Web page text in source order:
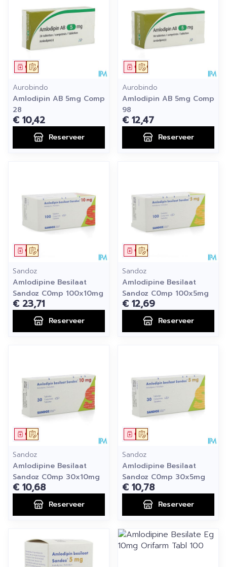
Op voorschrift
Geneesmiddel
Aurobindo
Amlodipin AB 5mg Comp
28
€ 10,42
Reserveer
Op voorschrift
Geneesmiddel
Aurobindo
Amlodipin AB 5mg Comp
98
€ 12,47
Reserveer
Op voorschrift
Geneesmiddel
Sandoz
Amlodipine Besilaat
Sandoz C0mp 100x10mg
€ 23,71
Reserveer
Op voorschrift
Geneesmiddel
Sandoz
Amlodipine Besilaat
Sandoz C0mp 100x5mg
€ 12,69
Reserveer
Op voorschrift
Geneesmiddel
Sandoz
Amlodipine Besilaat
Sandoz C0mp 30x10mg
€ 10,68
Reserveer
Op voorschrift
Geneesmiddel
Sandoz
Amlodipine Besilaat
Sandoz C0mp 30x5mg
€ 10,78
Reserveer